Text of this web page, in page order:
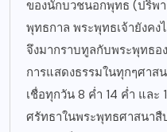
ของนักบวชนอกพุทธ (ปริพ
พุทธกาล พระพุทธเจ้ายังคง
จึงมากราบทูลกับพระพุทธอ
การแสดงธรรมในทุกๆศา
เชื่อทุกวัน 8 ค่ำ 14 ค่ำ และ
ศรัทธาในพระพุทธศาสนา